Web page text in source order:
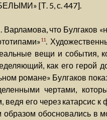
[Т. 5, с. 447].
что Булгаков
11.
вещи и события,
как его герой
романе» Булгаков
чертами,
ведя его через катарсис
обосновались в